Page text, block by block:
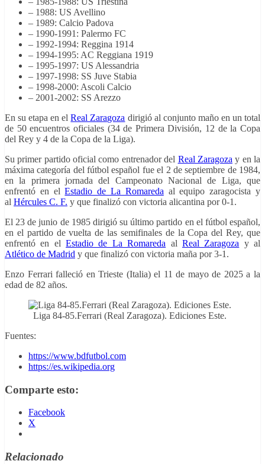
– 1988: US Avellino
– 1989: Calcio Padova
– 1990-1991: Palermo FC
– 1992-1994: Reggina 1914
– 1994-1995: AC Reggiana 1919
– 1995-1997: US Alessandria
– 1997-1998: SS Juve Stabia
– 1998-2000: Ascoli Calcio
– 2001-2002: SS Arezzo
En su etapa en elReal Zaragoza dirigió al conjunto maño en un total
de 50 encuentros oficiales (34 de Primera División, 12 de la Copa
del Rey y 4 de la Copa de la Liga).
Su primer partido oficial como entrenador del Real Zaragoza y en la
máxima categoría del fútbol español fueel 2 de septiembre de 1984,
en la primera jornada del Campeonato Nacional de Liga, que
enfrentó en elEstadio de La Romareda al equipo zaragocista y
al Hércules C. F. y que finalizó con victoria alicantina por 0-1.
El 23 de junio de 1985 dirigió su último partido en el fútbol español,
en el partido de vuelta de las semifinales de la Copa del Rey, que
enfrentóen elEstadio de La Romareda al Real Zaragoza y al
Atlético de Madrid y que finalizó con victoria maña por 3-1.
Enzo Ferrari falleció en Trieste (Italia) el 11 de mayo de 2025 a la
edad de 82 años.
Liga 84-85.Ferrari (Real Zaragoza). Ediciones Este.
Fuentes:
https://www.bdfutbol.com
https://es.wikipedia.org
Comparte esto:
Facebook
X
Relacionado